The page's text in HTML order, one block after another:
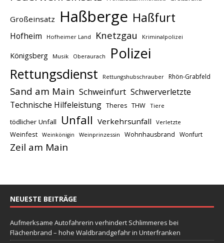
Großeinsatz Haßberge Haßfurt
Hofheim Hofheimer Land Knetzgau Kriminalpolizei
Königsberg Musik Oberaurach Polizei
Rettungsdienst Rettungshubschrauber Rhön-Grabfeld
Sand am Main Schweinfurt Schwerverletzte
Technische Hilfeleistung Theres THW Tiere
tödlicher Unfall Unfall Verkehrsunfall Verletzte
Weinfest Weinkönigin Weinprinzessin Wohnhausbrand Wonfurt
Zeil am Main
NEUESTE BEITRÄGE
Aufmerksame Autofahrerin verhindert Schlimmeres bei
Flächenbrand – hohe Waldbrandgefahr in Unterfranken